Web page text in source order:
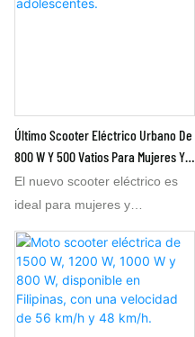
En resumen, fabricamos su
un scooter de 1000w o una
moto eléctrica de 800w. En
regiones montañosas, se
necesitan 1500w para la
bicicleta e scooter; en
carreteras llanas comunes, se
recomienda un scooter de
800w para asegurar la
capacidad de subir pendientes
Último Scooter Eléctrico Urbano De
800 W Y 500 Vatios Para Mujeres Y
Adolescentes.
El nuevo scooter eléctrico es
ideal para mujeres y
adolescentes. En la mayoría de
los casos, este scooter
eléctrico de 500 vatios es
suficiente para los
desplazamientos diarios,